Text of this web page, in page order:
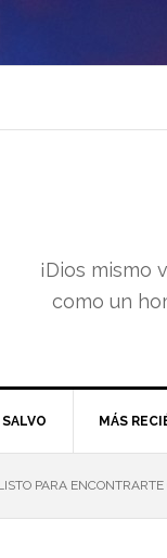
¡Dios mismo
como un
MÁS
PARA